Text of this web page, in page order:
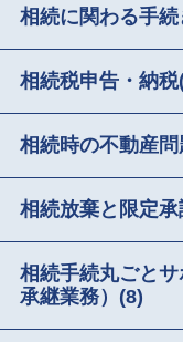
相続に関わる手続
相続税申告・納税
相続時の不動産問
相続放棄と限定承
相続手続丸ごと
承継業務） (8)